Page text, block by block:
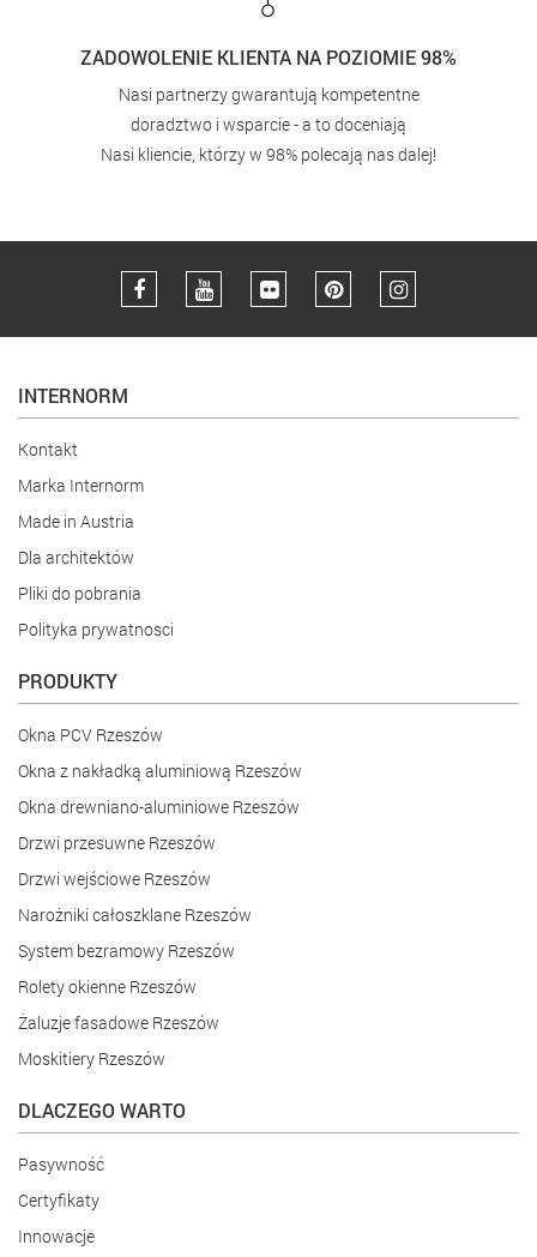
ZADOWOLENIE KLIENTA NA POZIOMIE 98%
Nasi partnerzy gwarantują kompetentne
doradztwo i wsparcie - a to doceniają
Nasi kliencie, którzy w 98% polecają nas dalej!
INTERNORM
Kontakt
Marka Internorm
Made in Austria
Dla architektów
Pliki do pobrania
Polityka prywatnosci
PRODUKTY
Okna PCV Rzeszów
Okna z nakładką aluminiową Rzeszów
Okna drewniano-aluminiowe Rzeszów
Drzwi przesuwne Rzeszów
Drzwi wejściowe Rzeszów
Narożniki całoszklane Rzeszów
System bezramowy Rzeszów
Rolety okienne Rzeszów
Żaluzje fasadowe Rzeszów
Moskitiery Rzeszów
DLACZEGO WARTO
Pasywność
Certyfikaty
Innowacje